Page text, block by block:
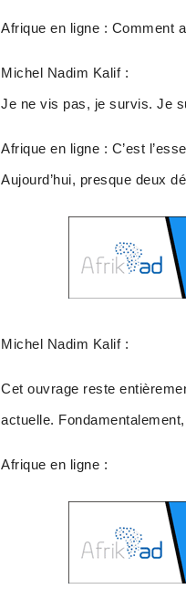
Afrique en ligne : Comment
Michel Nadim Kalif :
Je ne vis pas, je survis. Je
Afrique en ligne : C’est
Aujourd’hui, presque deux
Michel Nadim Kalif :
Cet ouvrage reste
actuelle.
Afrique en ligne :